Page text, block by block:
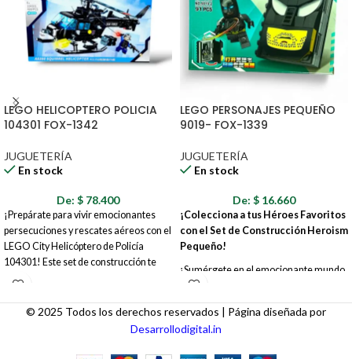
LEGO HELICOPTERO POLICIA
104301 FOX-1342
JUGUETERÍA
En stock
De: $ 78.400
¡Prepárate para vivir emocionantes
persecuciones y rescates aéreos con el
LEGO City Helicóptero de Policía
104301! Este set de construcción te
permite crear un helicóptero de policía
mantener la ley y el orden en LEGO
City desde el aire. ¡Únete a la fuerza
LEGO PERSONAJES PEQUEÑO
9019- FOX-1339
JUGUETERÍA
En stock
De: $ 16.660
¡Colecciona a tus Héroes Favoritos
con el Set de Construcción Heroism
Pequeño!
¡Sumérgete en el emocionante mundo
de los superhéroes con este innovador
set de construcción que te permite
armar a tus personajes favoritos de
una manera única y coleccionable! El
© 2025 Todos los derechos reservados | Página diseñada por
Desarrollodigital.in